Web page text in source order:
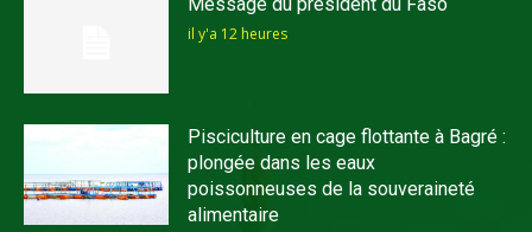
il y'a 12 heures
Pisciculture en cage flottante à Bagré :
plongée dans les eaux
poissonneuses de la souveraineté
alimentaire